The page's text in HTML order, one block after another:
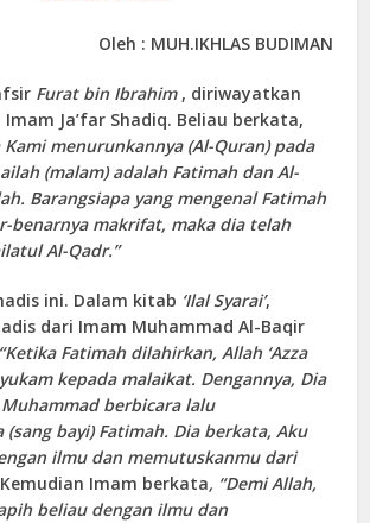
Oleh : MUH.IKHLAS BUDIMAN
Furat bin Ibrahim, diriwayatkan
Ja’far Shadiq. Beliau berkata,
Kami menurunkannya (Al-Quran) pada
(malam) adalah Fatimah dan Al-
Barangsiapa yang mengenal Fatimah
benarnya makrifat, maka dia telah
Al-Qadr.”
ini. Dalam kitab ‘Ilal Syarai’,
dari Imam Muhammad Al-Baqir
“Ketika Fatimah dilahirkan, Allah ‘Azza
kepada malaikat. Dengannya, Dia
berbicara lalu
(sang bayi) Fatimah. Dia berkata, Aku
ilmu dan memutuskanmu dari
Kemudian Imam berkata, “Demi Allah,
beliau dengan ilmu dan